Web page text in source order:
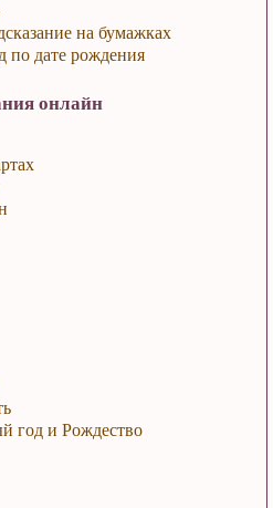
на бумажках
по дате рождения
онлайн
год и Рождество